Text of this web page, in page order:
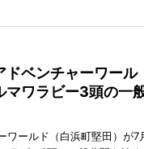
ドベンチャーワール
マワラビー3頭の一
ワールド（白浜町堅田）が7